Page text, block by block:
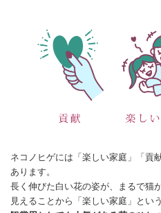
ネコノヒゲには「楽しい家庭」「貢
あります。
長く伸びた白い花の姿が、まるで猫
見えることから「楽しい家庭」とい